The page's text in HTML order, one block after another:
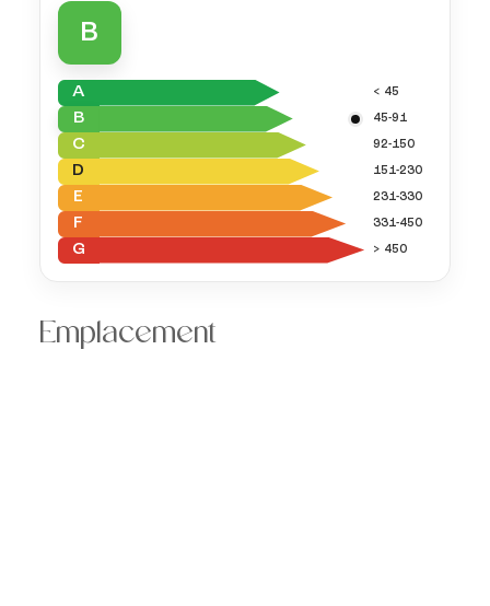
B
A < 45
B 45-91
C 92-150
D 151-230
E 231-330
F 331-450
G > 450
Emplacement